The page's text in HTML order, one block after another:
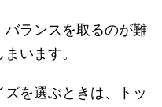
バランスを取るのが難
います。
を選ぶときは、トッ